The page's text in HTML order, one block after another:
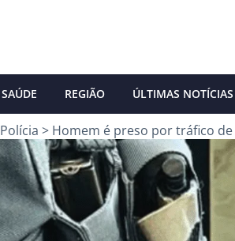
SAÚDE REGIÃO ÚLTIMAS NOTÍCIAS
Polícia > Homem é preso por tráfico